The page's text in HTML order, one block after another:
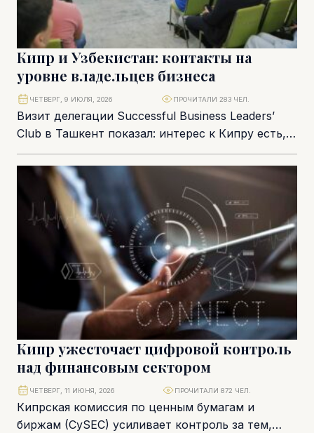
Кипр и Узбекистан: контакты на
уровне владельцев бизнеса
Визит делегации Successful Business Leaders’
Club в Ташкент показал: интерес к Кипру есть,
но его нужно перевести на язык конкретных...
ЧЕТВЕРГ, 9 ИЮЛЯ, 2026 ПРОЧИТАЛИ 283 ЧЕЛ.
Кипр ужесточает цифровой контроль
над финансовым сектором
Кипрская комиссия по ценным бумагам и
биржам (CySEC) усиливает контроль за тем,
ЧЕТВЕРГ, 11 ИЮНЯ, 2026 ПРОЧИТАЛИ 872 ЧЕЛ.